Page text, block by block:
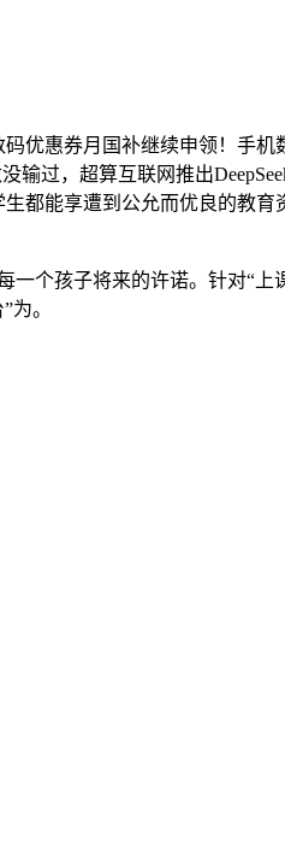
惠券月国补继续申领！手机
过，超算互联网推出
都能享遭到公允而优良的教
个孩子将来的许诺。针对“上
。